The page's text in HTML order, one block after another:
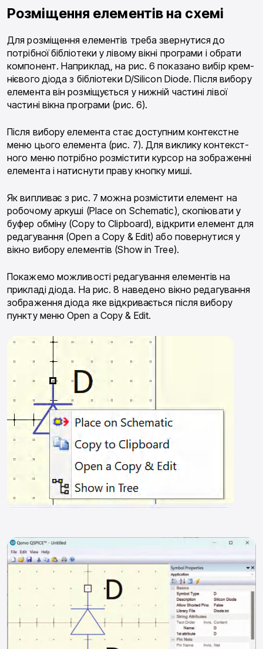
Розміщення елементів на схемі
Для розміщення елементів треба звернутися до
потрібної бібліотеки у лівому вікні програми і обрати
компонент. Наприклад, на рис. 6 показано вибір крем­
нієвого діода з бібліотеки D/Silicon Diode. Після вибо­ру
елемента він розміщується у нижній частині лівої
частині вікна програми (рис. 6).
Після вибору елемента стає доступним контекстне
меню цього елемента (рис. 7). Для виклику контекст­
ного меню потрібно розмістити курсор на зображенні
елемента і натиснути праву кнопку миші.
Як випливає з рис. 7 можна розмістити елемент на
робочому аркуші (Place on Schematic), скопіювати у
буфер обміну (Copy to Clipboard), відкрити елемент для
редагування (Open a Copy & Edit) або повернутися у
вікно вибору елементів (Show in Tree).
Покажемо можливості редагування елементів на
прикладі діода. На рис. 8 наведено вікно редагування
зображення діода яке відкривається після вибору
пункту меню Open a Copy & Edit.